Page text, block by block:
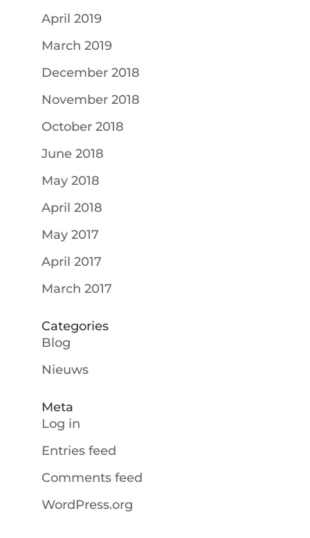
April 2019
March 2019
December 2018
November 2018
October 2018
June 2018
May 2018
April 2018
May 2017
April 2017
March 2017
Categories
Blog
Nieuws
Meta
Log in
Entries feed
Comments feed
WordPress.org